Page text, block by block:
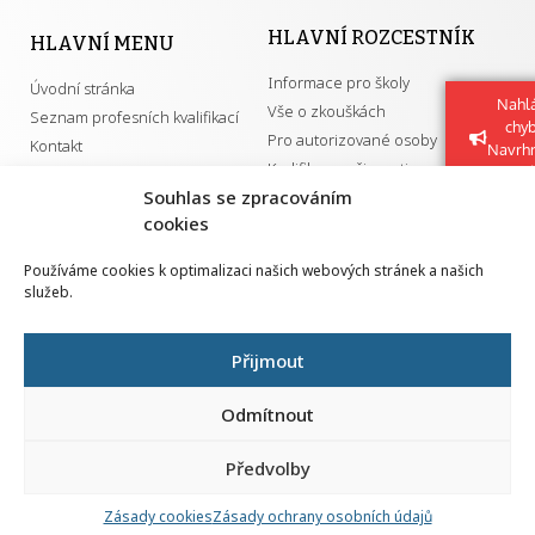
Souhlas se zpracováním
cookies
Používáme cookies k optimalizaci našich webových stránek a našich
služeb.
Přijmout
Odmítnout
Předvolby
Zásady cookiesZásady ochrany osobních údajů
HLAVNÍ MENU
Úvodní stránka
Seznam profesních kvalifikací
Kontakt
HLAVNÍ ROZCESTNÍK
Informace pro školy
Vše o zkouškách
Pro autorizované osoby
Kvalifikace a živnosti
GDPR
Národní pedagogický institut ČR
Senovážné náměstí 25
110 00 Praha 1
Všechna práva vyhrazena | 2026